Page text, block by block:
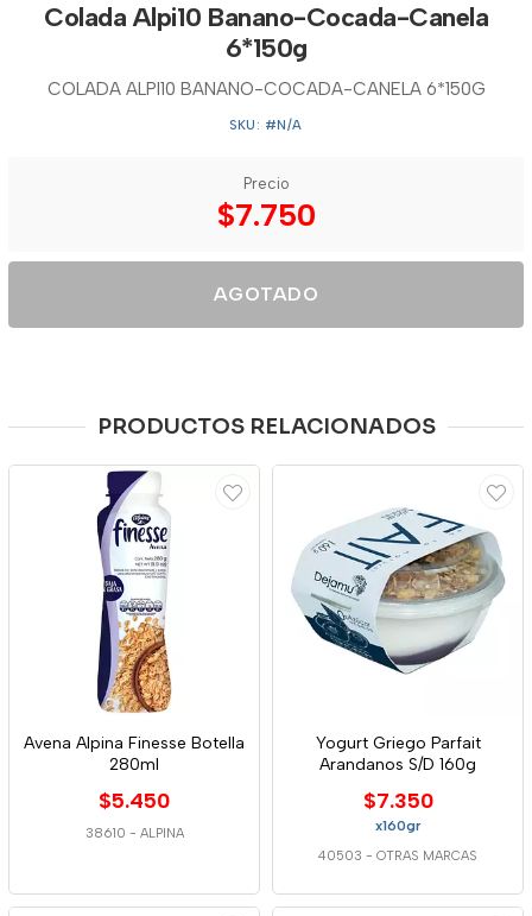
Colada Alpi10 Banano-Cocada-Canela
6*150g
COLADA ALPI10 BANANO-COCADA-CANELA 6*150G
SKU: #N/A
Precio
$7.750
AGOTADO
PRODUCTOS RELACIONADOS
Avena Alpina Finesse Botella
280ml
$5.450
38610 - ALPINA
Yogurt Griego Parfait
Arandanos S/D 160g
$7.350
x160gr
40503 - OTRAS MARCAS